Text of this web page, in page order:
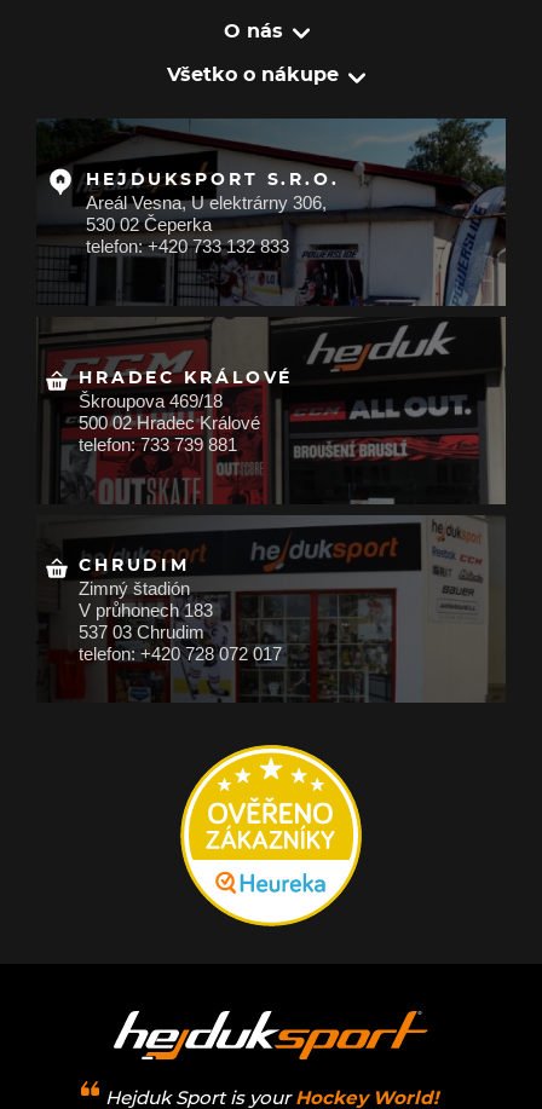
O nás
Všetko o nákupe
HEJDUKSPORT S.R.O.
Areál Vesna, U elektrárny 306,
530 02 Čeperka
telefon: +420 733 132 833
HRADEC KRÁLOVÉ
Škroupova 469/18
500 02 Hradec Králové
telefon: 733 739 881
CHRUDIM
Zimný štadión
V průhonech 183
537 03 Chrudim
telefon: +420 728 072 017
Hejduk Sport is your Hockey World!